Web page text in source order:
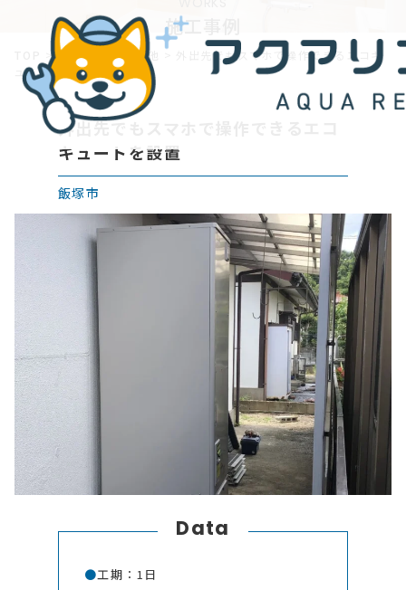
施工事例
> 施工事例 > その他
外出先でもスマホで操作できるエコキ
ュートを設置
外出先でもスマホで操作できるエコ
キュートを設置
飯塚市
Data
●工期：1日